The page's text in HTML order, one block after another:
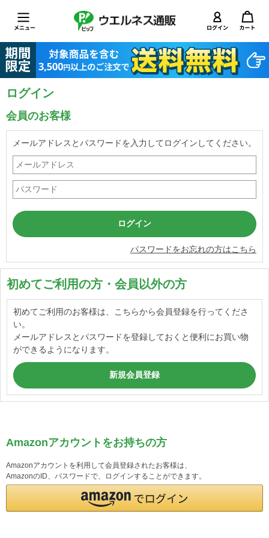
ログイン
会員のお客様
メールアドレスとパスワードを入力してログインしてください。
パスワードをお忘れの方はこちら
初めてご利用の方・会員以外の方
初めてご利用のお客様は、こちらから会員登録を行ってくださ
い。
メールアドレスとパスワードを登録しておくと便利にお買い物
ができるようになります。
Amazonアカウントをお持ちの方
Amazonアカウントを利用して会員登録されたお客様は、
AmazonのID、パスワードで、ログインすることができます。